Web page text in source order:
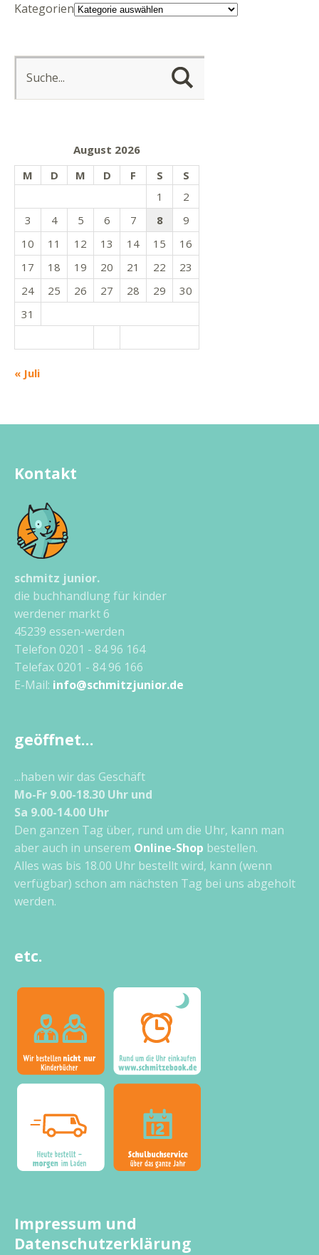
Kategorien
August 2026
M
D M D F S S
« Juli
1
2
3
4 5 6 7 8
9
10
11 12 13 14 15
16
17
18 19 20 21 22
23
24
25 26 27 28 29
30
31
Kontakt
schmitz junior.
die buchhandlung für kinder
werdener markt 6
45239 essen-werden
Telefon 0201 - 84 96 164
Telefax 0201 - 84 96 166
E-Mail: info@schmitzjunior.de
geöffnet…
...haben wir das Geschäft
Mo-Fr 9.00-18.30 Uhr und
Sa 9.00-14.00 Uhr
Den ganzen Tag über, rund um die Uhr, kann man
aber auch in unserem Online-Shop bestellen.
Alles was bis 18.00 Uhr bestellt wird, kann (wenn
verfügbar) schon am nächsten Tag bei uns abgeholt
werden.
etc.
Impressum und
Datenschutzerklärung